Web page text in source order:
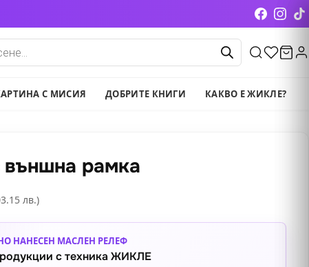
С МИСИЯ ДОБРИТЕ КНИГИ КАКВО Е ЖИКЛЕ?
външна рамка
лв.)
НАНЕСЕН МАСЛЕН РЕЛЕФ
с техника ЖИКЛЕ